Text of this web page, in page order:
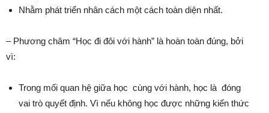
Nhằm phát triển nhân cách một cách toàn diện nhất.
– Phương châm “Học đi đôi với hành” là hoàn toàn đúng, bởi
vì:
Trong mối quan hệ giữa học cùng với hành, học là đóng
vai trò quyết định. Vì nếu không học được những kiến thức